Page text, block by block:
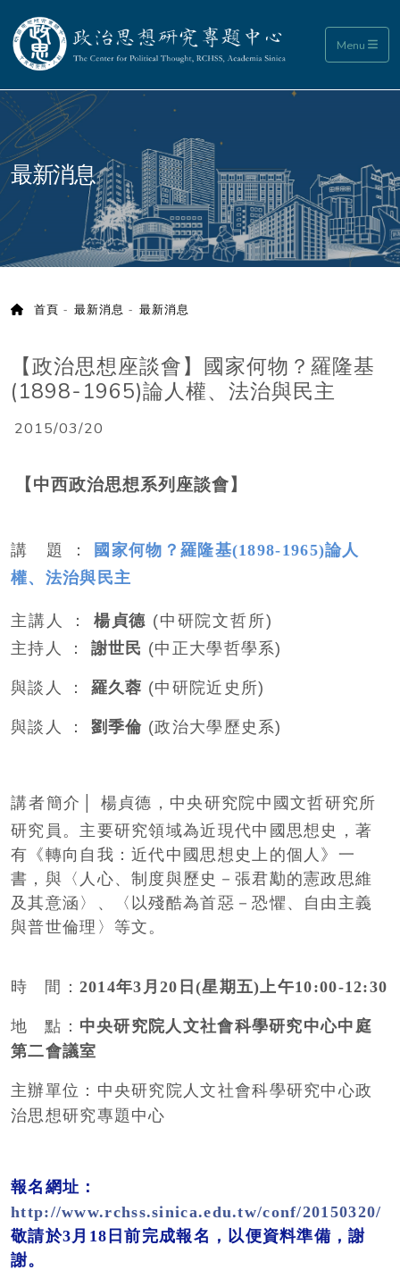
政治思想研究專題中心 Menu
:::
最新消息
首頁 最新消息 最新消息
【政治思想座談會】國家何物？羅隆基
(1898-1965)論人權、法治與民主
2015/03/20
【中西政治思想系列座談會】
講 題 ：
國家何物？羅隆基(1898-1965)論人
權、法治與民主
主講人 ： 楊貞德 (中研院文哲所)
主持人
： 謝世民 (中正大學哲學系)
與談人 ： 羅久蓉 (中研院近史所)
與談人 ： 劉季倫 (政治大學歷史系)
講者簡介│
楊貞德，中央研究院中國文哲研究所
研究員。主要研究領域為近現代中國思想史，著
有《轉向自我：近代中國思想史上的個人》一
書，與〈人心、制度與歷史－張君勱的憲政思維
及其意涵〉、〈以殘酷為首惡－恐懼、自由主義
與普世倫理〉等文。
時 間： 2014年3 月 20 日 (星期五)上午10:00-12:30
地 點： 中央研究院人文社會科學研究中心中庭
第二會議室
主辦單位：中央研究院人文社會科學研究中心政
治思想研究專題中心
報名網址：
http://www.rchss.sinica.edu.tw/conf/20150320/
敬請於3月18日前完成報名，以便資料準備 ，謝
謝。